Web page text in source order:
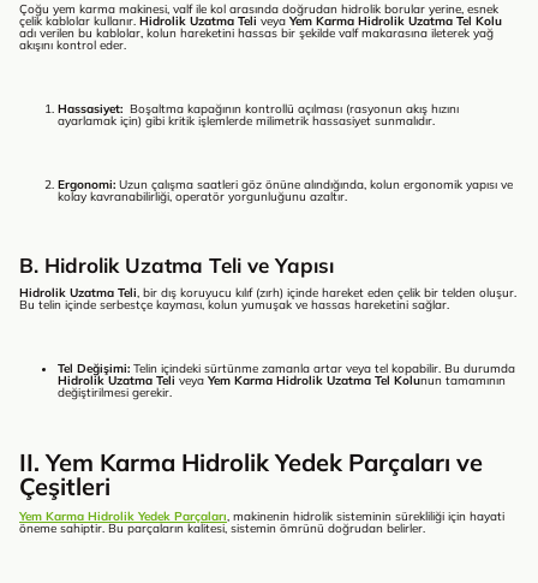
Çoğu yem karma makinesi, valf ile kol arasında doğrudan hidrolik borular yerine, esnek
çelik kablolar kullanır. Hidrolik Uzatma Teli veya Yem Karma Hidrolik Uzatma Tel Kolu
adı verilen bu kablolar, kolun hareketini hassas bir şekilde valf makarasına ileterek yağ
akışını kontrol eder.
Hassasiyet: Boşaltma kapağının kontrollü açılması (rasyonun akış hızını
ayarlamak için) gibi kritik işlemlerde milimetrik hassasiyet sunmalıdır.
Ergonomi: Uzun çalışma saatleri göz önüne alındığında, kolun ergonomik yapısı ve
kolay kavranabilirliği, operatör yorgunluğunu azaltır.
B. Hidrolik Uzatma Teli ve Yapısı
Hidrolik Uzatma Teli, bir dış koruyucu kılıf (zırh) içinde hareket eden çelik bir telden oluşur.
Bu telin içinde serbestçe kayması, kolun yumuşak ve hassas hareketini sağlar.
Tel Değişimi: Telin içindeki sürtünme zamanla artar veya tel kopabilir. Bu durumda
Hidrolik Uzatma Teli veya Yem Karma Hidrolik Uzatma Tel Kolunun tamamının
değiştirilmesi gerekir.
II. Yem Karma Hidrolik Yedek Parçaları ve
Çeşitleri
Yem Karma Hidrolik Yedek Parçaları, makinenin hidrolik sisteminin sürekliliği için hayati
öneme sahiptir. Bu parçaların kalitesi, sistemin ömrünü doğrudan belirler.